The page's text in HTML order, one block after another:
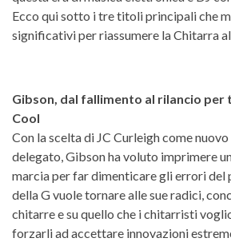
Ecco qui sotto i tre titoli principali che
significativi per riassumere la Chitarra
Gibson, dal fallimento al rilancio per
Cool
Con la scelta di JC Curleigh come
delegato, Gibson ha voluto imprimere
marcia per far dimenticare gli errori del
della G vuole tornare alle sue radici,
chitarre e su quello che i chitarristi
forzarli ad accettare innovazioni